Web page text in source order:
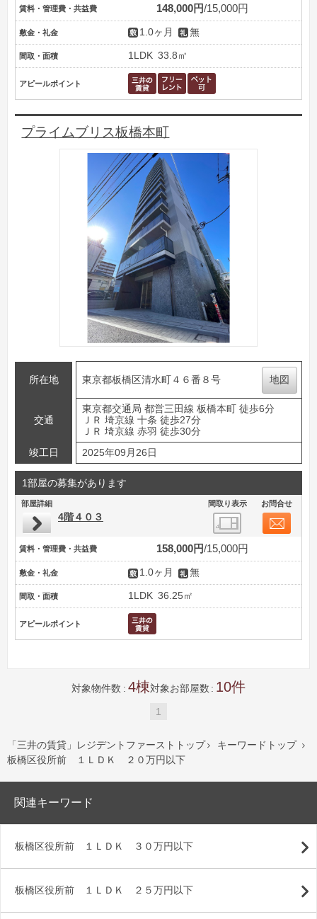
賃料・管理費・共益費 148,000円 15,000円
敷金・礼金 1.0ヶ月 無
間取・面積 1LDK 33.8㎡
アピールポイント
プライムブリス板橋本町
所在地 東京都板橋区清水町４６番８号 地図
交通
東京都交通局 都営三田線 板橋本町 徒歩6分
ＪＲ 埼京線 十条 徒歩27分
ＪＲ 埼京線 赤羽 徒歩30分
竣工日
2025年09月26日
1部屋の募集があります
部屋詳細 間取り表示 お問合せ
4階４０３
賃料・管理費・共益費 158,000円 15,000円
敷金・礼金 1.0ヶ月 無
間取・面積 1LDK 36.25㎡
アピールポイント
対象物件数 4 対象お部屋数 10
1
「三井の賃貸」レジデントファーストトップ  キーワードトップ 
板橋区役所前 １ＬＤＫ ２０万円以下
関連キーワード
板橋区役所前 １ＬＤＫ ３０万円以下
板橋区役所前 １ＬＤＫ ２５万円以下